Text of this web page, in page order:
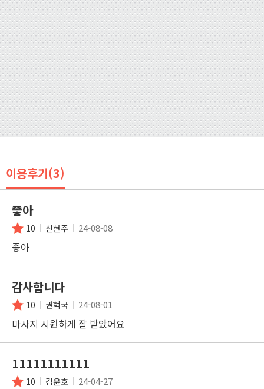
이용후기(3)
좋아
10 신현주 24-08-08
좋아
감사합니다
10 권혁국 24-08-01
마사지 시원하게 잘 받았어요
11111111111
10 김윤호 24-04-27